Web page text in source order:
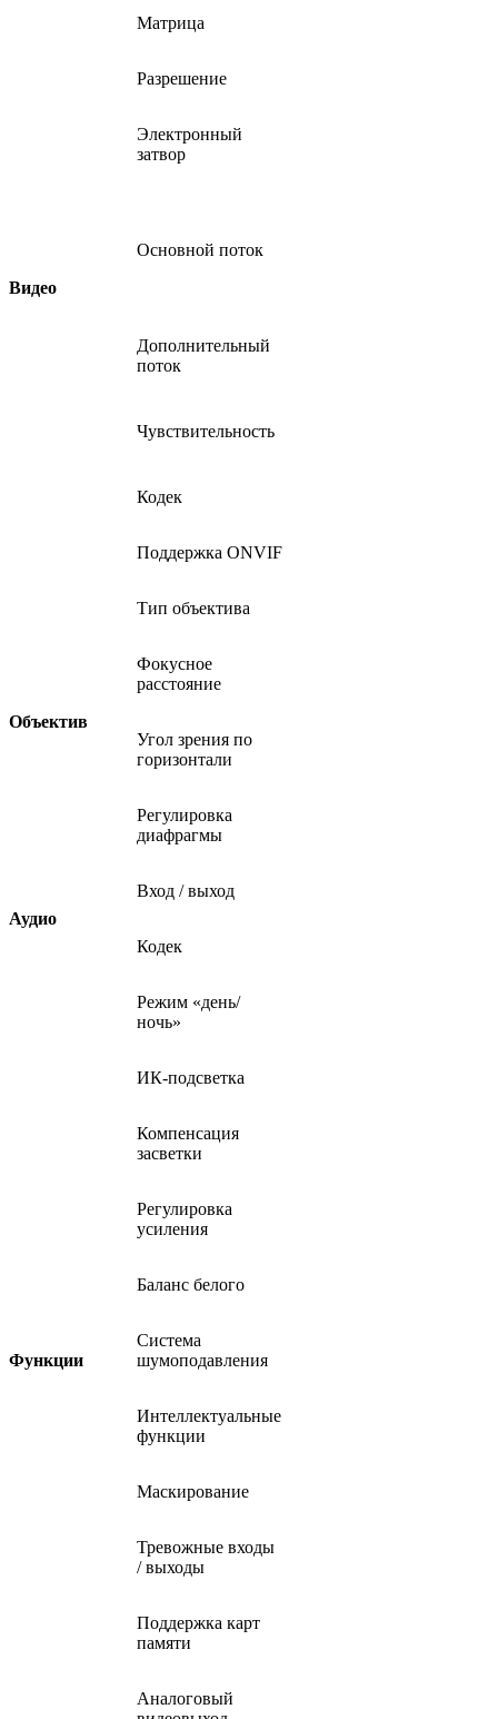
Видео
Матрица
Разрешение
Электронный
затвор
Основной поток
Дополнительный
поток
Чувствительность
Кодек
Поддержка ONVIF
Объектив
Тип объектива
Фокусное
расстояние
Угол зрения по
горизонтали
Регулировка
диафрагмы
Аудио
Вход / выход
Кодек
Функции
Режим «день/
ночь»
ИК-подсветка
Компенсация
засветки
Регулировка
усиления
Баланс белого
Система
шумоподавления
Интеллектуальные
функции
Маскирование
Тревожные входы
/ выходы
Поддержка карт
памяти
Аналоговый